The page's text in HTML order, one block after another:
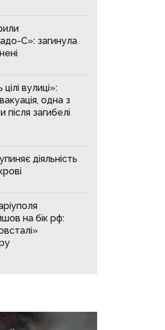
С»: загинула
вулиці»:
одна з
після загибелі
діяльність
на бік рф: